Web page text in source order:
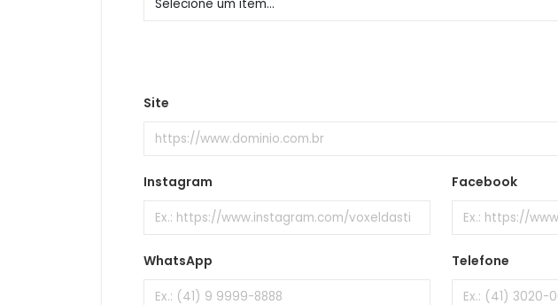
Site
Instagram Facebook
WhatsApp Telefone